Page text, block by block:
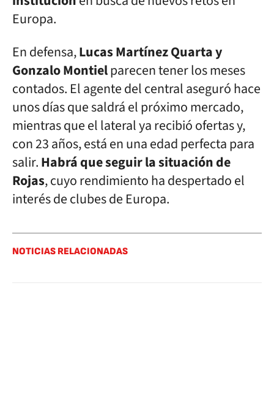
Europa.
En defensa,Lucas Martínez Quarta y
Gonzalo Montielparecen tener los meses
contados. El agente del central aseguró hace
unos días que saldrá el próximo mercado,
mientras que el lateral ya recibió ofertas y,
con 23 años, está en una edad perfecta para
salir.Habrá que seguir la situación de
Rojas, cuyo rendimiento ha despertado el
interés de clubes de Europa.
NOTICIAS RELACIONADAS